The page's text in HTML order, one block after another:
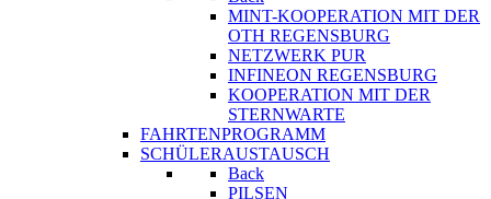
MINT-KOOPERATION MIT DER
OTH REGENSBURG
NETZWERK PUR
INFINEON REGENSBURG
KOOPERATION MIT DER
STERNWARTE
FAHRTENPROGRAMM
SCHÜLERAUSTAUSCH
Back
PILSEN